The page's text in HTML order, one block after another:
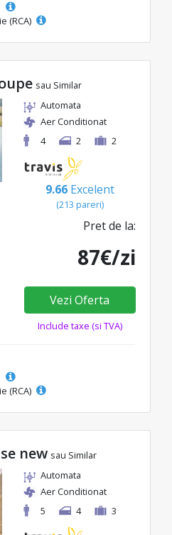
(RCA)
sau Similar
Automata
Aer Conditionat
4
2 2
9.66 Excelent
(213 pareri)
Pret de la:
87€/zi
Vezi Oferta
Include taxe (si TVA)
(RCA)
new sau Similar
Automata
Aer Conditionat
5
4 3